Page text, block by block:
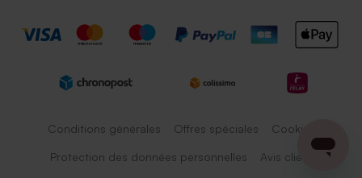
Conditions générales Offres spéciales Cookies
Protection des données personnelles Avis client